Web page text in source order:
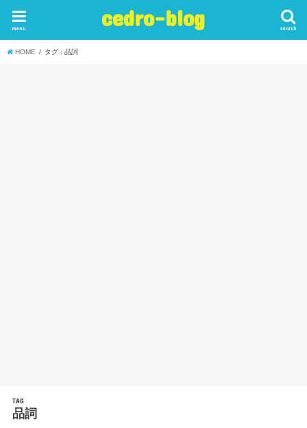
cedro-blog search
menu
HOME タグ : 品詞
TAG
品詞